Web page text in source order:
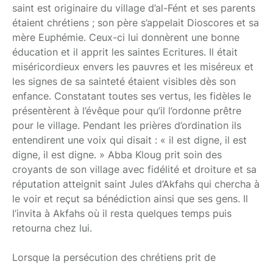
saint est originaire du village d’al-Fént et ses parents
étaient chrétiens ; son père s’appelait Dioscores et sa
mère Euphémie. Ceux-ci lui donnèrent une bonne
éducation et il apprit les saintes Ecritures. Il était
miséricordieux envers les pauvres et les miséreux et
les signes de sa sainteté étaient visibles dès son
enfance. Constatant toutes ses vertus, les fidèles le
présentèrent à l’évêque pour qu’il l’ordonne prêtre
pour le village. Pendant les prières d’ordination ils
entendirent une voix qui disait : « il est digne, il est
digne, il est digne. » Abba Kloug prit soin des
croyants de son village avec fidélité et droiture et sa
réputation atteignit saint Jules d’Akfahs qui chercha à
le voir et reçut sa bénédiction ainsi que ses gens. Il
l’invita à Akfahs où il resta quelques temps puis
retourna chez lui.
Lorsque la persécution des chrétiens prit de